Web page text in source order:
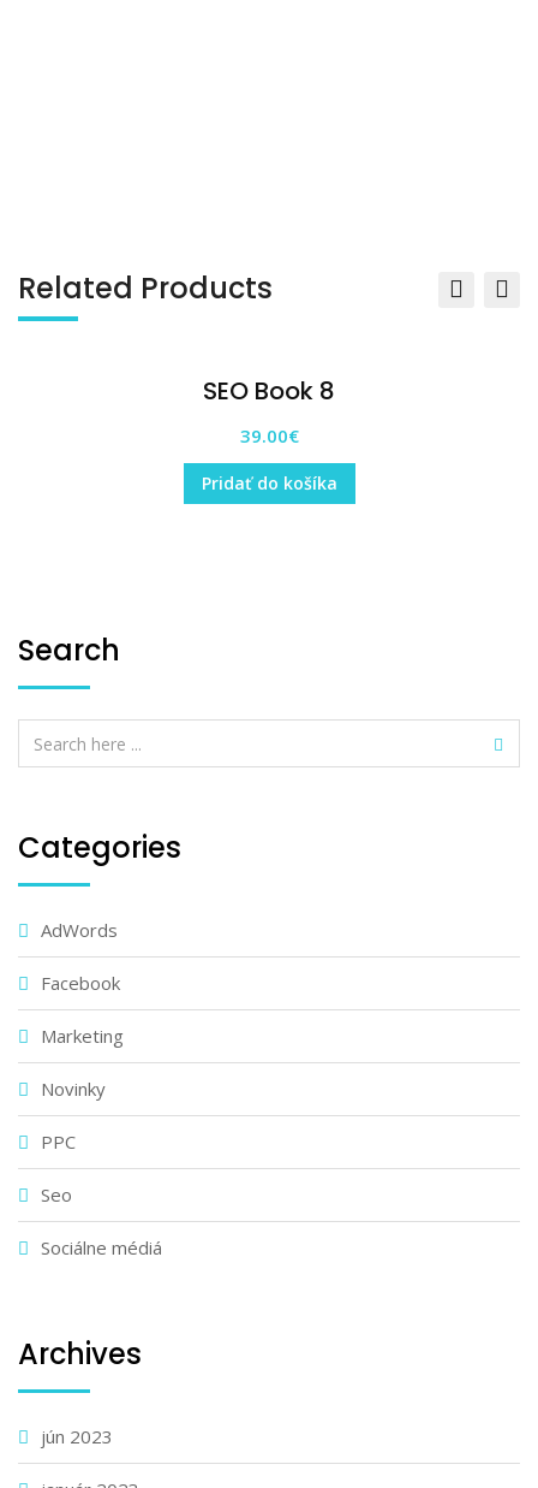
Related Products
SEO Book 8
39.00€
Pridať do košíka
Search
Categories
AdWords
Facebook
Marketing
Novinky
PPC
Seo
Sociálne médiá
Archives
jún 2023